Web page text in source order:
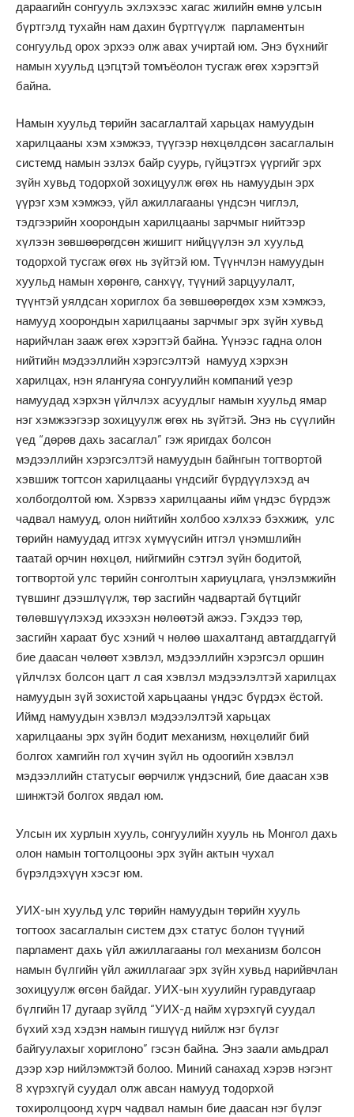
дараагийн сонгууль эхлэхээс хагас жилийн өмнө улсын
бүртгэлд тухайн нам дахин бүртгүүлж парламентын
сонгуульд орох эрхээ олж авах учиртай юм. Энэ бүхнийг
намын хуульд цэгцтэй томъёолон тусгаж өгөх хэрэгтэй
байна.
Намын хуульд төрийн засаглалтай харьцах намуудын
харилцааны хэм хэмжээ, түүгээр нөхцөлдсөн засаглалын
системд намын эзлэх байр суурь, гүйцэтгэх үүргийг эрх
зүйн хувьд тодорхой зохицуулж өгөх нь намуудын эрх
үүрэг хэм хэмжээ, үйл ажиллагааны үндсэн чиглэл,
тэдгээрийн хоорондын харилцааны зарчмыг нийтээр
хүлээн зөвшөөрөгдсөн жишигт нийцүүлэн эл хуульд
тодорхой тусгаж өгөх нь зүйтэй юм. Түүнчлэн намуудын
хуульд намын хөрөнгө, санхүү, түүний зарцуулалт,
түүнтэй уялдсан хориглох ба зөвшөөрөгдөх хэм хэмжээ,
намууд хоорондын харилцааны зарчмыг эрх зүйн хувьд
нарийчлан зааж өгөх хэрэгтэй байна. Үүнээс гадна олон
нийтийн мэдээллийн хэрэгсэлтэй намууд хэрхэн
харилцах, нэн ялангуяа сонгуулийн компаний үеэр
намуудад хэрхэн үйлчлэх асуудлыг намын хуульд ямар
нэг хэмжээгээр зохицуулж өгөх нь зүйтэй. Энэ нь сүүлийн
үед “дөрөв дахь засаглал” гэж яригдах болсон
мэдээллийн хэрэгсэлтэй намуудын байнгын тогтвортой
хэвшиж тогтсон харилцааны үндсийг бүрдүүлэхэд ач
холбогдолтой юм. Хэрвээ харилцааны ийм үндэс бүрдэж
чадвал намууд, олон нийтийн холбоо хэлхээ бэхжиж, улс
төрийн намуудад итгэх хүмүүсийн итгэл үнэмшлийн
таатай орчин нөхцөл, нийгмийн сэтгэл зүйн бодитой,
тогтвортой улс төрийн сонголтын хариуцлага, үнэлэмжийн
түвшинг дээшлүүлж, төр засгийн чадвартай бүтцийг
төлөвшүүлэхэд ихээхэн нөлөөтэй ажээ. Гэхдээ төр,
засгийн хараат бус хэний ч нөлөө шахалтанд автагддаггүй
бие даасан чөлөөт хэвлэл, мэдээллийн хэрэгсэл оршин
үйлчлэх болсон цагт л сая хэвлэл мэдээлэлтэй харилцах
намуудын зүй зохистой харьцааны үндэс бүрдэх ёстой.
Иймд намуудын хэвлэл мэдээлэлтэй харьцах
харилцааны эрх зүйн бодит механизм, нөхцөлийг бий
болгох хамгийн гол хүчин зүйл нь одоогийн хэвлэл
мэдээллийн статусыг өөрчилж үндэсний, бие даасан хэв
шинжтэй болгох явдал юм.
Улсын их хурлын хууль, сонгуулийн хууль нь Монгол дахь
олон намын тогтолцооны эрх зүйн актын чухал
бүрэлдэхүүн хэсэг юм.
УИХ-ын хуульд улс төрийн намуудын төрийн хууль
тогтоох засаглалын систем дэх статус болон түүний
парламент дахь үйл ажиллагааны гол механизм болсон
намын бүлгийн үйл ажиллагааг эрх зүйн хувьд нарийвчлан
зохицуулж өгсөн байдаг. УИХ-ын хуулийн гуравдугаар
бүлгийн 17 дугаар зүйлд “УИХ-д найм хүрэхгүй суудал
бүхий хэд хэдэн намын гишүүд нийлж нэг бүлэг
байгуулахыг хориглоно” гэсэн байна. Энэ заали амьдрал
дээр хэр нийлэмжтэй болоо. Миний санахад хэрэв нэгэнт
8 хүрэхгүй суудал олж авсан намууд тодорхой
тохиролцоонд хүрч чадвал намын бие даасан нэг бүлэг